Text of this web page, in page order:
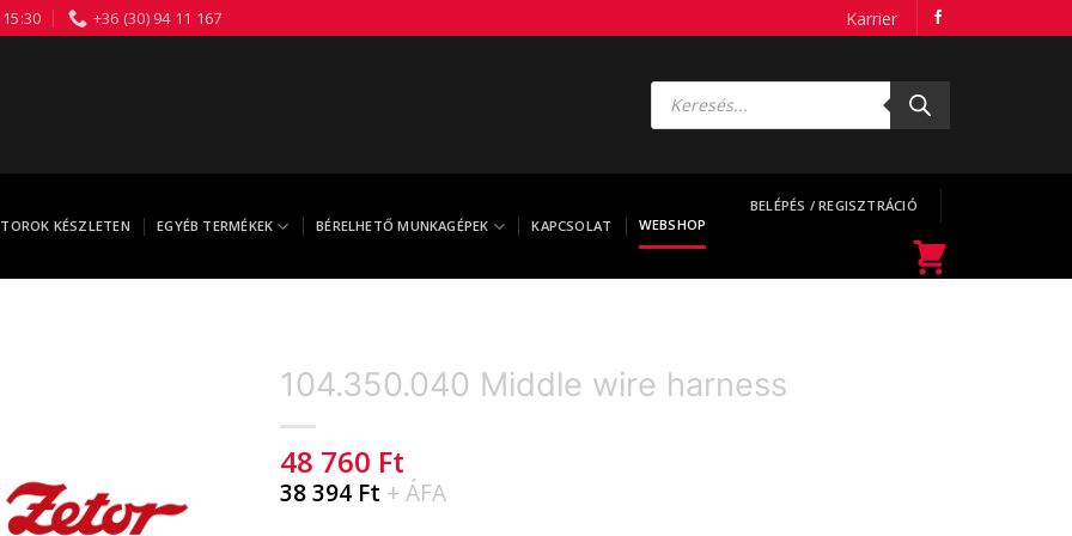
+36 (30) 94 11 167 Karrier
Products
search
KÉSZLETEN EGYÉB TERMÉKEK BÉRELHETŐ MUNKAGÉPEK KAPCSOLAT WEBSHOP
BELÉPÉS / REGISZTRÁCIÓ
104.350.040 Middle wire harness
48 760 Ft
38 394 Ft + ÁFA